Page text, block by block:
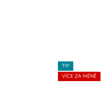
TIP
VÍCE ZA MÉNĚ